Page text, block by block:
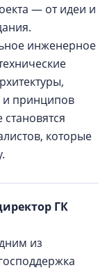
— от идеи и
инженерное
и принципов
которые
ГК
из